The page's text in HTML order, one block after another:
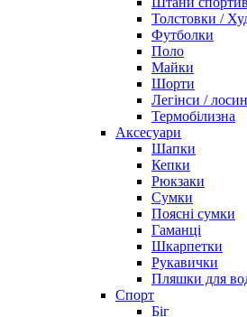
Толстовки /
Футболки
Поло
Майки
Шорти
Легінси /
Термобілизна
Аксесуари
Шапки
Кепки
Рюкзаки
Сумки
Поясні сумки
Гаманці
Шкарпетки
Рукавички
Пляшки для
Спорт
Біг